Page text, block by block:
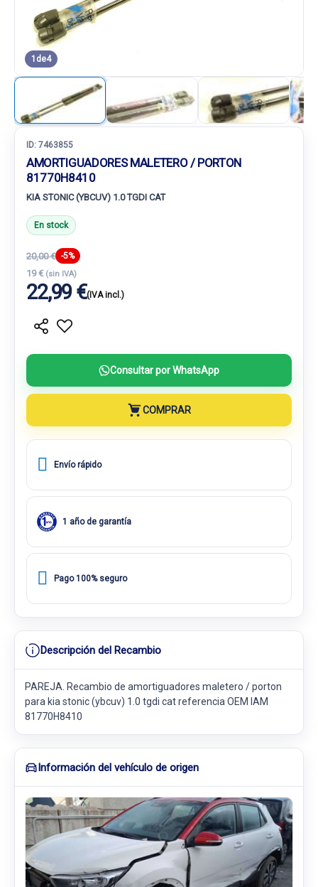
1 de4
ID: 7463855
AMORTIGUADORES MALETERO / PORTON
81770H8410
KIA STONIC (YBCUV) 1.0 TGDI CAT
En stock
20,00 € -5%
19 € (sin IVA)
22,99 €(IVA incl.)
Consultar por WhatsApp
COMPRAR
Envío rápido
1 año de garantía
Pago 100% seguro
Descripción del Recambio
PAREJA. Recambio de amortiguadores maletero / porton
para kia stonic (ybcuv) 1.0 tgdi cat referencia OEM IAM
81770H8410
Información del vehículo de origen